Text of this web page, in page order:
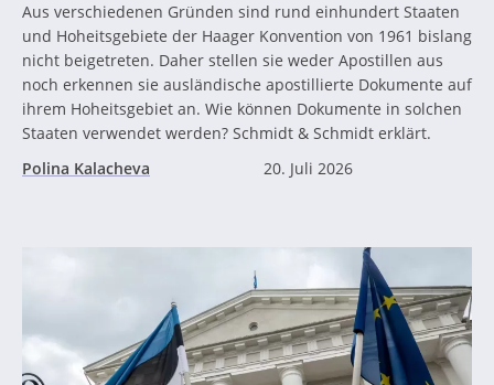
Aus verschiedenen Gründen sind rund einhundert Staaten
und Hoheitsgebiete der Haager Konvention von 1961 bislang
nicht beigetreten. Daher stellen sie weder Apostillen aus
noch erkennen sie ausländische apostillierte Dokumente auf
ihrem Hoheitsgebiet an. Wie können Dokumente in solchen
Staaten verwendet werden? Schmidt & Schmidt erklärt.
Polina Kalacheva
20. Juli 2026